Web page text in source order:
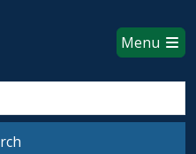
Council
Menu